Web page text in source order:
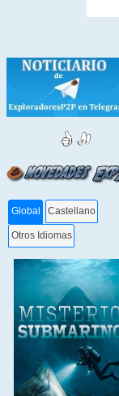
Global Castellano
Otros Idiomas